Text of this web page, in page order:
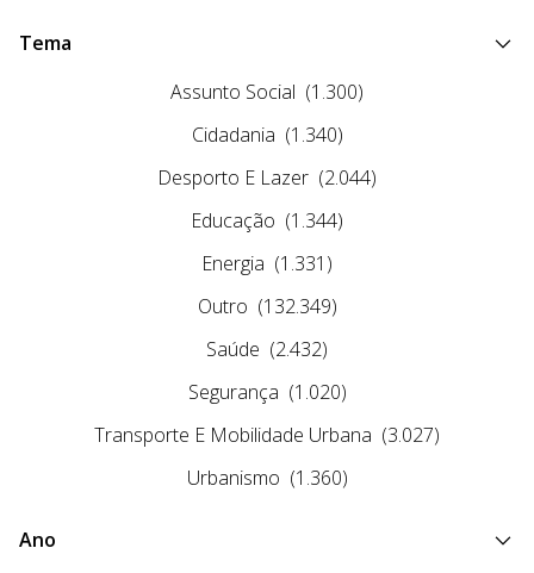
Tema
Assunto Social (1.300)
Cidadania (1.340)
Desporto E Lazer (2.044)
Educação (1.344)
Energia (1.331)
Outro (132.349)
Saúde (2.432)
Segurança (1.020)
Transporte E Mobilidade Urbana (3.027)
Urbanismo (1.360)
Ano